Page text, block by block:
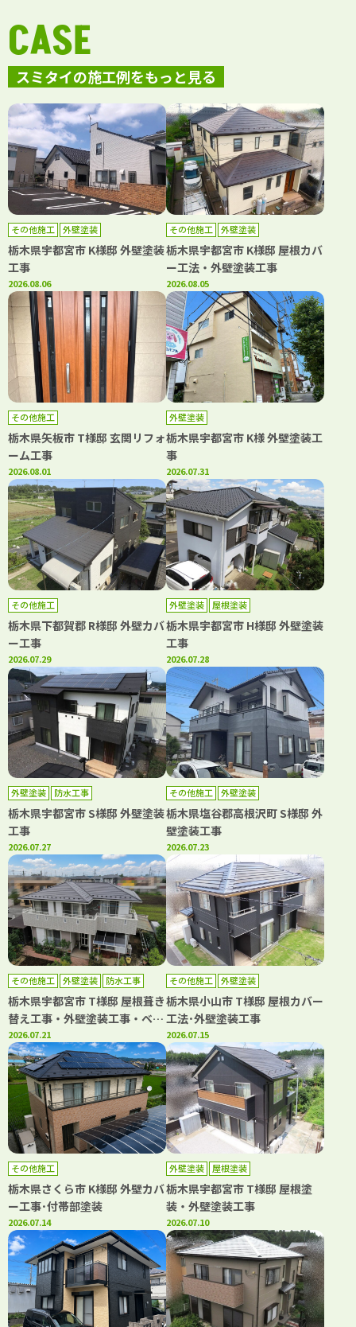
スミタイの施工例をもっと見る
CASE
その他施工 外壁塗装
栃木県宇都宮市 K様邸 外壁塗装
工事
2026.08.06
その他施工 外壁塗装
栃木県宇都宮市 K様邸 屋根カバ
ー工法・外壁塗装工事
2026.08.05
その他施工
栃木県矢板市 T様邸 玄関リフォ
ーム工事
2026.08.01
外壁塗装
栃木県宇都宮市 K様 外壁塗装工
事
2026.07.31
その他施工
栃木県下都賀郡 R様邸 外壁カバ
ー工事
2026.07.29
外壁塗装 屋根塗装
栃木県宇都宮市 H様邸 外壁塗装
工事
2026.07.28
外壁塗装 防水工事
栃木県宇都宮市 S様邸 外壁塗装
工事
2026.07.27
その他施工 外壁塗装
栃木県塩谷郡高根沢町 S様邸 外
壁塗装工事
2026.07.23
その他施工 外壁塗装 防水工事
栃木県宇都宮市 T様邸 屋根葺き
替え工事・外壁塗装工事・ベラ
ンダシート防水工事
2026.07.21
その他施工 外壁塗装
栃木県小山市 T様邸 屋根カバー
工法･外壁塗装工事
2026.07.15
その他施工
栃木県さくら市 K様邸 外壁カバ
ー工事･付帯部塗装
2026.07.14
外壁塗装 屋根塗装
栃木県宇都宮市 T様邸 屋根塗
装・外壁塗装工事
2026.07.10